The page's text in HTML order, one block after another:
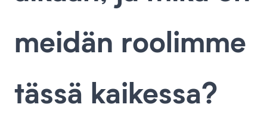
meidän roolimme
tässä kaikessa?